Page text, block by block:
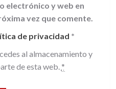
electrónico y web en
vez que comente.
de privacidad *
al almacenamiento y
de esta web. *